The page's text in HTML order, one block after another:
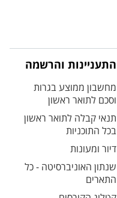
התעניינות והרשמה
מחשבון ממוצע בגרות
וסכם לתואר ראשון
תנאי קבלה לתואר ראשון
בכל התוכניות
דיור ומעונות
שנתון האוניברסיטה - כל
התארים